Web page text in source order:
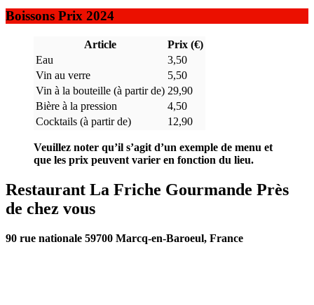
Boissons Prix 2024
Article
Prix (€)
Eau
3,50
Vin au verre
5,50
Vin à la bouteille (à partir de) 29,90
Bière à la pression
4,50
Cocktails (à partir de)
12,90
Veuillez noter qu’il s’agit d’un exemple de menu et
que les prix peuvent varier en fonction du lieu.
Restaurant La Friche Gourmande Près
de chez vous
90 rue nationale 59700 Marcq-en-Baroeul, France